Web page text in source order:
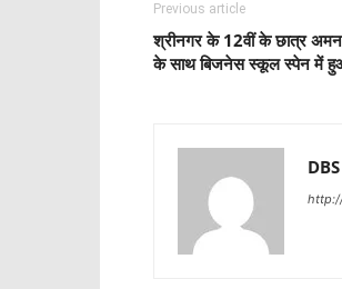
Previous article
श्रीनगर के 12वीं के छात्र अमन
के साथ बिजनेस स्कूल स्पेन में